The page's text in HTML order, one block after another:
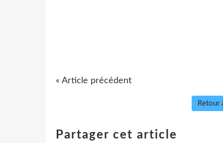
« Article précédent
Retour
Partager cet article